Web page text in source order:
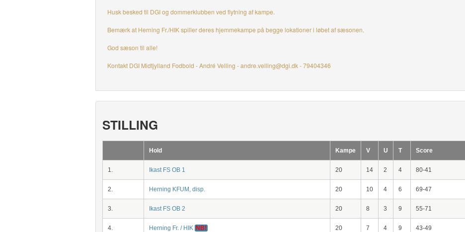
Husk besked til DGI og dommerklubben ved flytning af kampe.
Bemærk at Herning Fr./HIK spiller deres hjemmekampe på begge lokationer i løbet af sæsonen.
God sæson til alle!
Kontakt DGI Midtjylland Fodbold - André Velling - andre.velling@dgi.dk - 79404346
STILLING
Hold Kampe V U T Score
1. Ikast FS OB 1 20 14 2 4 80-41
2. Herning KFUM, disp. 20 10 4 6 69-47
3. Ikast FS OB 2 20 8 3 9 55-71
4. Herning Fr. / HIK NB! 20 7 4 9 43-49